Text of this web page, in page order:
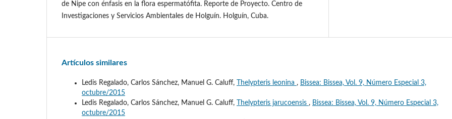
de Nipe con énfasis en la flora espermatófita. Reporte de Proyecto. Centro de
Investigaciones y Servicios Ambientales de Holguín. Holguín, Cuba.
Artículos similares
Ledis Regalado, Carlos Sánchez, Manuel G. Caluff, Thelypteris leonina , Bissea: Bissea, Vol. 9, Número Especial 3,
octubre/2015
Ledis Regalado, Carlos Sánchez, Manuel G. Caluff,
Thelypteris jarucoensis , Bissea: Bissea, Vol. 9, Número Especial 3,
octubre/2015